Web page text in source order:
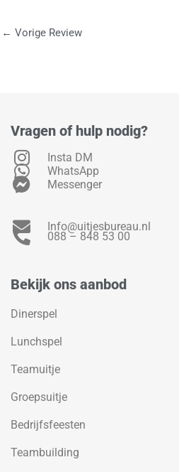
← Vorige Review
Vragen of hulp nodig?
Insta DM
WhatsApp
Messenger
Info@uitjesbureau.nl
088 – 848 53 00
Bekijk ons aanbod
Dinerspel
Lunchspel
Teamuitje
Groepsuitje
Bedrijfsfeesten
Teambuilding